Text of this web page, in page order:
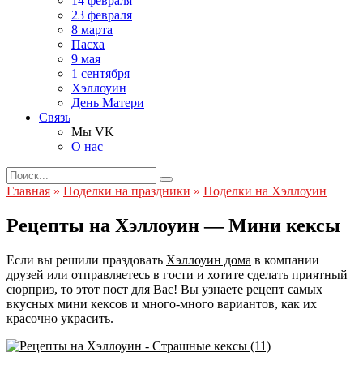
23 февраля
8 марта
Пасха
9 мая
1 сентября
Хэллоуин
День Матери
Связь
Мы VK
О нас
Search
for:
Главная » Поделки на праздники » Поделки на Хэллоуин
Рецепты на Хэллоуин — Мини кексы
Если вы решили праздовать Хэллоуин дома в компании
друзей или отправляетесь в гости и хотите сделать приятный
сюрприз, то этот пост для Вас! Вы узнаете рецепт самых
вкусных мини кексов и много-много вариантов, как их
красочно украсить.